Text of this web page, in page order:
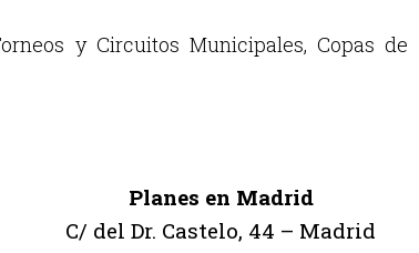
y Circuitos Municipales, Copas de
Planes en Madrid
C/ del Dr. Castelo, 44 – Madrid